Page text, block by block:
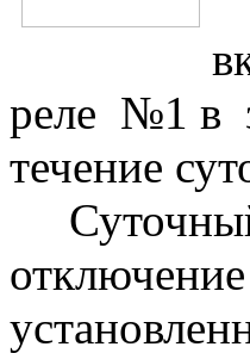
реле №1 в
течение
Суточный